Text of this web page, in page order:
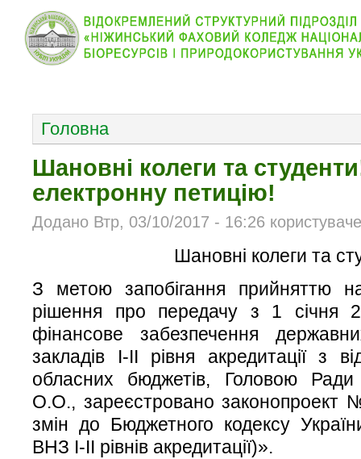
Головна
Шановні колеги та
електронну петицію!
Додано Втр, 03/10/2017 - 16:26
Шановні колеги та
З метою запобігання прийняттю
рішення про передачу з 1 січня
фінансове забезпечення
закладів І-ІІ рівня акредитації з
обласних бюджетів, Головою Ради
О.О., зареєстровано
змін до Бюджетного кодексу
ВНЗ І-ІІ рівнів акредитації)».